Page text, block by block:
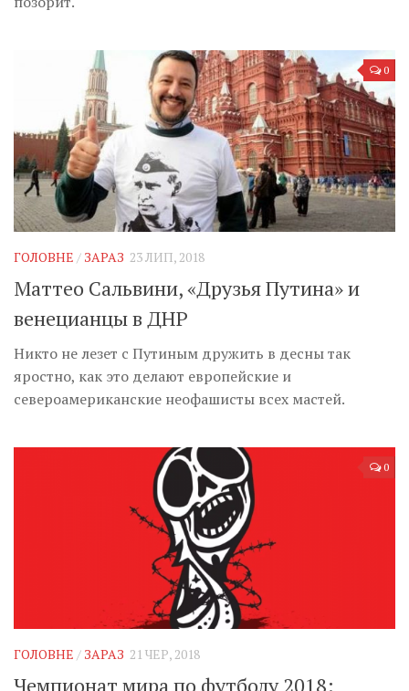
0
ГОЛОВНЕ / ЗАРАЗ 23 ЛИП, 2018
Маттео Сальвини, «Друзья Путина» и
венецианцы в ДНР
Никто не лезет с Путиным дружить в десны так
яростно, как это делают европейские и
североамериканские неофашисты всех мастей.
0
ГОЛОВНЕ / ЗАРАЗ 21 ЧЕР, 2018
Чемпионат мира по футболу 2018: